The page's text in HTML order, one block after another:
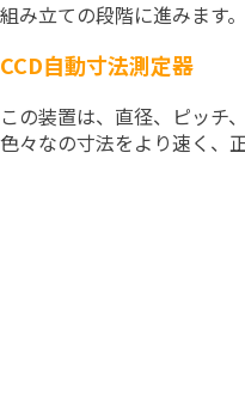
組み立ての段階に進みます。
CCD自動寸法測定器
この装置は、直径、ピッチ
色々なの寸法をより速く、